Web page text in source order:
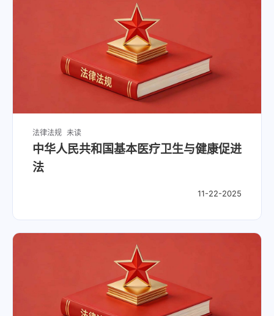
法律法规 未读
中华人民共和国基本医疗卫生与健康促进
法
11-22-2025